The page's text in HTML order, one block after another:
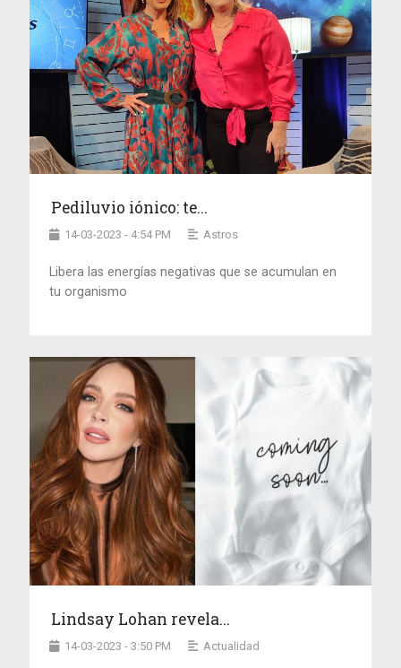
Pediluvio iónico: te...
14-03-2023 - 4:54 PM Astros
Libera las energías negativas que se acumulan en
tu organismo
Lindsay Lohan revela...
14-03-2023 - 3:50 PM Actualidad